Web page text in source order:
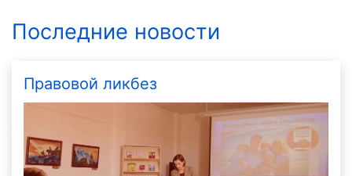
Последние новости
Правовой ликбез